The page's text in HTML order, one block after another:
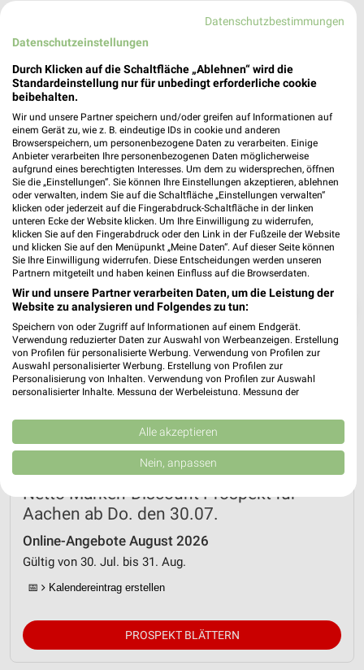
Netto Marken-Discount Aachen
Peterstr. 50
Heute 07:00 - 22:00 Uhr | Geöffnet
Netto Marken-Discount Prospekt für
Aachen ab Do. den 30.07.
Online-Angebote August 2026
Gültig von 30. Jul. bis 31. Aug.
📅 Kalendereintrag erstellen
PROSPEKT BLÄTTERN
Datenschutzbestimmungen
Datenschutzeinstellungen
Durch Klicken auf die Schaltfläche „Ablehnen“ wird die
Standardeinstellung nur für unbedingt erforderliche cookie
beibehalten.
Wir und unsere Partner speichern und/oder greifen auf Informationen auf
einem Gerät zu, wie z. B. eindeutige IDs in cookie und anderen
Browserspeichern, um personenbezogene Daten zu verarbeiten. Einige
Anbieter verarbeiten Ihre personenbezogenen Daten möglicherweise
aufgrund eines berechtigten Interesses. Um dem zu widersprechen, öffnen
Sie die „Einstellungen“. Sie können Ihre Einstellungen akzeptieren, ablehnen
oder verwalten, indem Sie auf die Schaltfläche „Einstellungen verwalten“
klicken oder jederzeit auf die Fingerabdruck-Schaltfläche in der linken
unteren Ecke der Website klicken. Um Ihre Einwilligung zu widerrufen,
klicken Sie auf den Fingerabdruck oder den Link in der Fußzeile der Website
und klicken Sie auf den Menüpunkt „Meine Daten“. Auf dieser Seite können
Sie Ihre Einwilligung widerrufen. Diese Entscheidungen werden unseren
Partnern mitgeteilt und haben keinen Einfluss auf die Browserdaten.
Wir und unsere Partner verarbeiten Daten, um die Leistung der
Website zu analysieren und Folgendes zu tun:
Speichern von oder Zugriff auf Informationen auf einem Endgerät.
Verwendung reduzierter Daten zur Auswahl von Werbeanzeigen. Erstellung
von Profilen für personalisierte Werbung. Verwendung von Profilen zur
Auswahl personalisierter Werbung. Erstellung von Profilen zur
Personalisierung von Inhalten. Verwendung von Profilen zur Auswahl
personalisierter Inhalte. Messung der Werbeleistung. Messung der
Kombinationen von Daten aus verschiedenen Quellen. Entwicklung und
Verbesserung der Angebote. Verwendung reduzierter Daten zur Auswahl
von Inhalten.
Daten können außerhalb der Europäischen Union weitergegeben und in die
Website/App.
Partnerliste anzeigen (1 IAB-Anbieter)
Wir nutzen Ihre Daten für folgende Zwecke:
IAB-Verarbeitungszwecke:
Speichern von oder Zugriff auf Informationen
Verwendung reduzierter Daten zur Auswahl von
Werbeanzeigen
Alle akzeptieren
Nein, anpassen